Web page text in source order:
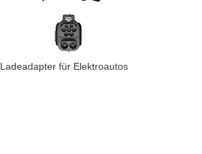
Ladeadapter für Elektroautos